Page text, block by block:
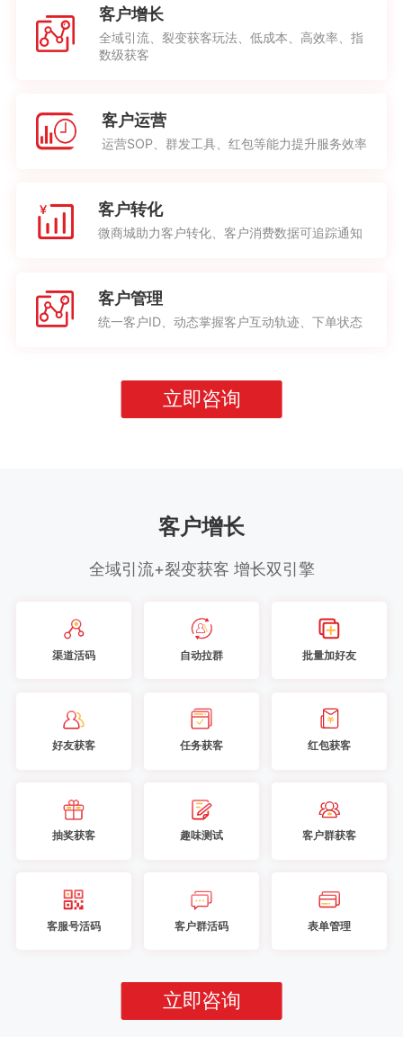
客户增长
全域引流、裂变获客玩法、低成本、高效率、指
数级获客
客户运营
运营SOP、群发工具、红包等能力提升服务效率
客户转化
微商城助力客户转化、客户消费数据可追踪通知
客户管理
统一客户ID、动态掌握客户互动轨迹、下单状态
立即咨询
客户增长
全域引流+裂变获客 增长双引擎
渠道活码 自动拉群 批量加好友
好友获客 任务获客 红包获客
抽奖获客 趣味测试 客户群获客
客服号活码 客户群活码 表单管理
立即咨询